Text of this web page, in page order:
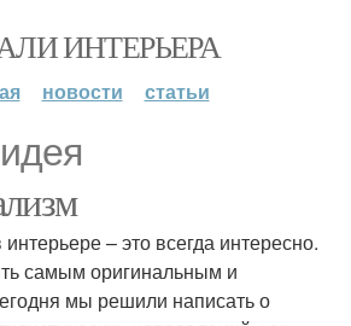
ИНТЕРЬЕРА
новости статьи
– это всегда интересно.
самым оригинальным и
мы решили написать о